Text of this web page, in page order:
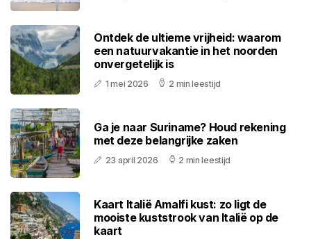
Ontdek de ultieme vrijheid: waarom
een natuurvakantie in het noorden
onvergetelijk is
1 mei 2026 2 min leestijd
Ga je naar Suriname? Houd rekening
met deze belangrijke zaken
23 april 2026 2 min leestijd
Kaart Italië Amalfi kust: zo ligt de
mooiste kuststrook van Italië op de
kaart